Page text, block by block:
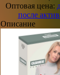
Оптовая цена:
после
Описание